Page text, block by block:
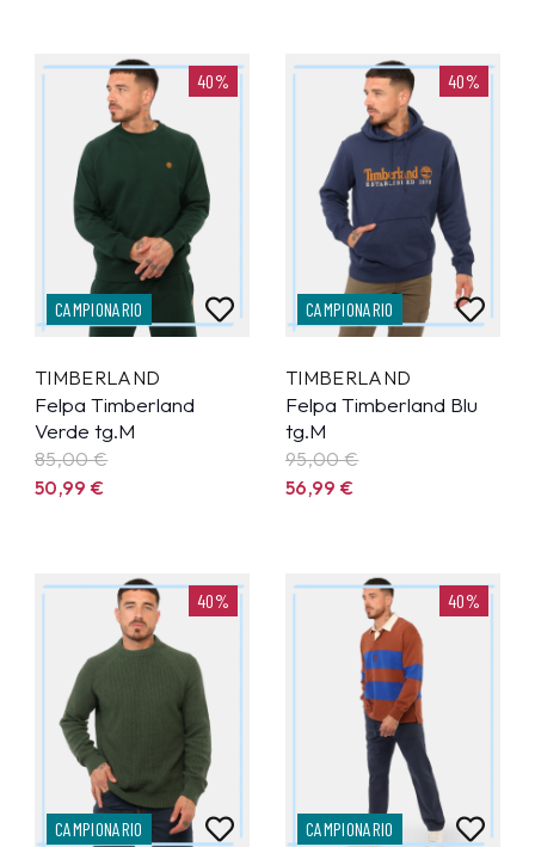
40%
CAMPIONARIO
TIMBERLAND
Felpa Timberland
Verde tg.M
85,00 €
50,99€
40%
CAMPIONARIO
TIMBERLAND
Felpa Timberland Blu
tg.M
95,00 €
56,99€
40%
CAMPIONARIO
40%
CAMPIONARIO